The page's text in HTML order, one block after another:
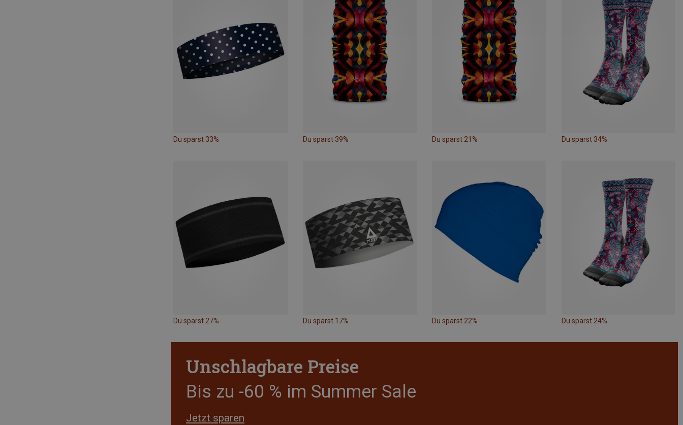
Du sparst 33% Du sparst 39% Du sparst 21% Du sparst 34%
Du sparst 27% Du sparst 17% Du sparst 22% Du sparst 24%
Unschlagbare Preise
Bis zu -60 % im Summer Sale
Jetzt sparen